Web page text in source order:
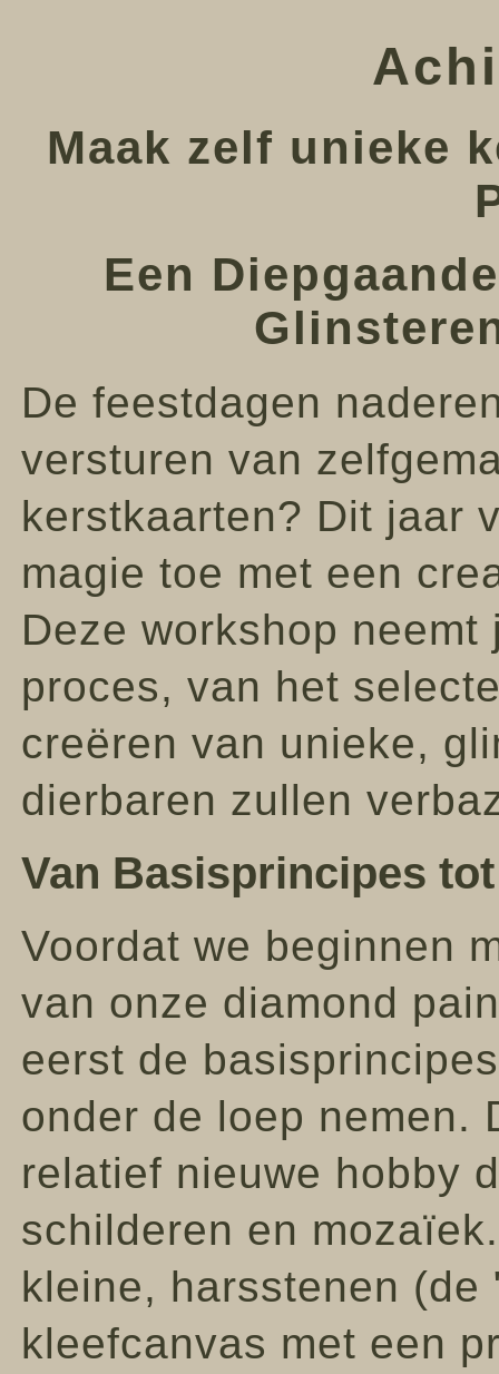
Maak zelf unieke
Een
De feestdagen
versturen van
kerstkaarten? Dit jaar
magie toe met een
Deze workshop
proces, van het
creëren van unieke,
dierbaren zullen
Van Basisprincipes
Voordat we beginnen
van onze diamond
eerst de
onder de loep nemen.
relatief nieuwe hobby
schilderen en
kleine, harsstenen (de
kleefcanvas met een